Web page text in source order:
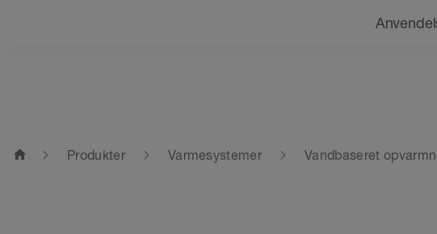
home Produkter Varmesystemer Vandbaseret